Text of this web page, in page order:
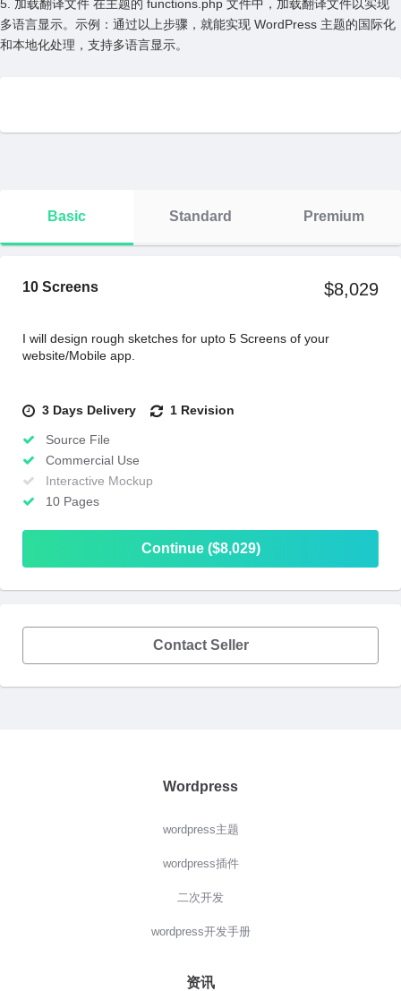
5. 加载翻译⽂件 在主题的 functions.php ⽂件中，加载翻译⽂件以实现
多语⾔显⽰。⽰例：通过以上步骤，就能实现 WordPress 主题的国际化
和本地化处理，⽀持多语⾔显⽰。
Basic Standard Premium
10 Screens $8,029
I will design rough sketches for upto 5 Screens of your
website/Mobile app.
3 Days Delivery 1 Revision
Source File
Commercial Use
Interactive Mockup
10 Pages
Continue ($8,029)
Contact Seller
Wordpress
wordpress主题
wordpress插件
二次开发
wordpress开发手册
资讯